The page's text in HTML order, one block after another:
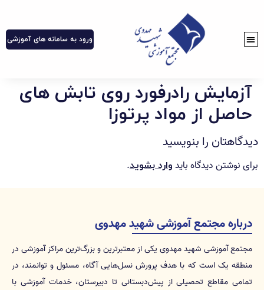
ورود به سامانه های آموزشی
آزمایش رادرفورد روی تابش های
حاصل از مواد پرتوزا
دیدگاهتان را بنویسید
برای نوشتن دیدگاه باید وارد بشوید.
درباره مجتمع آموزشی شهید مهدوی
مجتمع آموزشی شهید مهدوی یکی از معتبرترین و بزرگ‌ترین مراکز آموزشی در
منطقه یک است که با هدف پرورش نسل‌هایی آگاه، مسئول و توانمند، در
تمامی مقاطع تحصیلی از پیش‌دبستانی تا دبیرستان، خدمات آموزشی با